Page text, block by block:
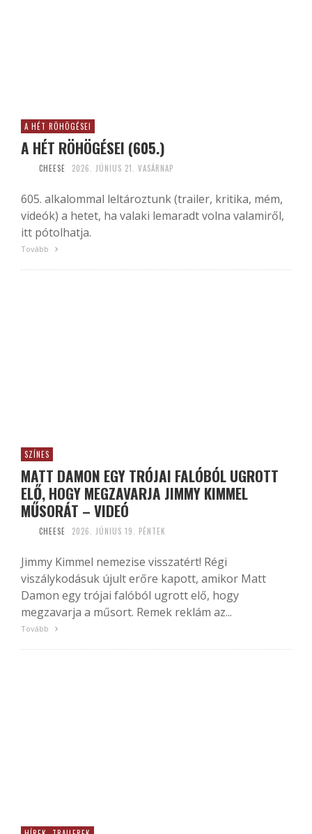
A HÉT RÖHÖGÉSEI
A HÉT RÖHÖGÉSEI (605.)
CHEESE 2026. JÚNIUS 21. VASÁRNAP
605. alkalommal leltároztunk (trailer, kritika, mém,
videók) a hetet, ha valaki lemaradt volna valamiről,
itt pótolhatja.
Tovább
SZÍNES
MATT DAMON EGY TRÓJAI FALÓBÓL UGROTT
ELŐ, HOGY MEGZAVARJA JIMMY KIMMEL
MŰSORÁT – VIDEÓ
CHEESE 2026. JÚNIUS 19. PÉNTEK
Jimmy Kimmel nemezise visszatért! Régi
viszálykodásuk újult erőre kapott, amikor Matt
Damon egy trójai falóból ugrott elő, hogy
megzavarja a műsort. Remek reklám az...
Tovább